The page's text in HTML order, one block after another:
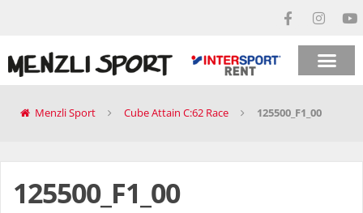
Menzli Sport Cube Attain C:62 Race 125500_F1_00
125500_F1_00